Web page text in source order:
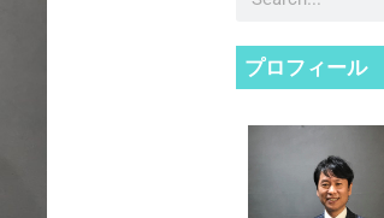
プロフィール